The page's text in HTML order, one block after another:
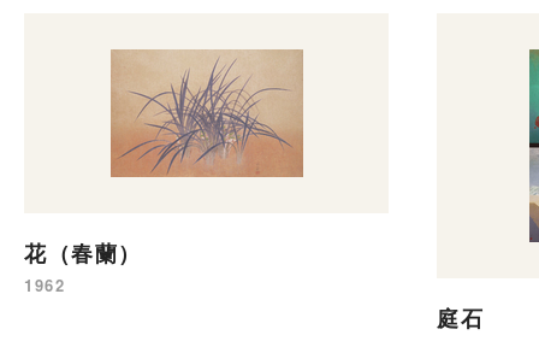
花（春蘭）
1962
庭石